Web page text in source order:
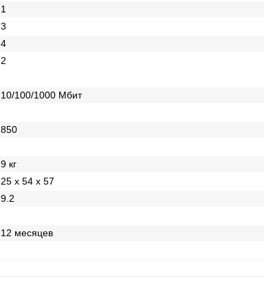
1
3
4
2
10/100/1000 Mбит
850
9 кг
25 x 54 x 57
9.2
12 месяцев